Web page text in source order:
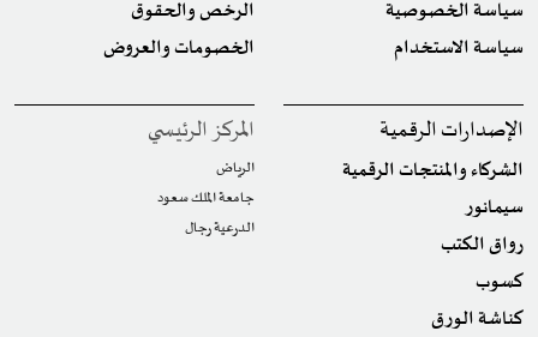
سياسة الخصوصية
سياسة الاستخدام
الرخص والحقوق
الخصومات والعروض
الإصدارات الرقمية
الشركاء والمنتجات الرقمية
سيمانور
رواق الكتب
كسوب
كناشة الورق
المركز الرئيسي
الرياض
جامعة الملك سعود
الدرعية رجال